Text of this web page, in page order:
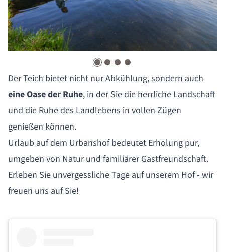
Der Teich bietet nicht nur Abkühlung, sondern auch
eine Oase der Ruhe, in der Sie die herrliche Landschaft
und die Ruhe des Landlebens in vollen Zügen
genießen können.
Urlaub auf dem Urbanshof bedeutet Erholung pur,
umgeben von Natur und familiärer Gastfreundschaft.
Erleben Sie unvergessliche Tage auf unserem Hof - wir
freuen uns auf Sie!